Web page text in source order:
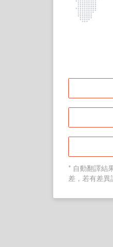
* 自動翻譯結
差，若有差異